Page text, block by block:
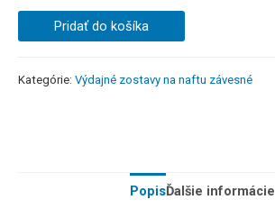
Pridať do košíka
Kategórie: Výdajné zostavy na naftu závesné
PopisĎalšie informácie